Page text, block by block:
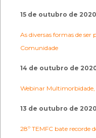
15 de outubro de 2020
As diversas formas de ser
Comunidade
14 de outubro de
Webinar Multimorbidade,
13 de outubro de 2020
28º TEMFC bate recorde